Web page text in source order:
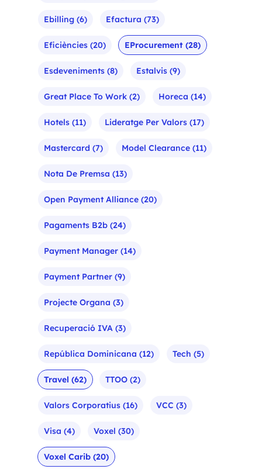
Ebilling (6) Efactura (73)
Eficiències (20) EProcurement (28)
Esdeveniments (8) Estalvis (9)
Great Place To Work (2) Horeca (14)
Hotels (11) Lideratge Per Valors (17)
Mastercard (7) Model Clearance (11)
Nota De Premsa (13)
Open Payment Alliance (20)
Pagaments B2b (24)
Payment Manager (14)
Payment Partner (9)
Projecte Organa (3)
Recuperació IVA (3)
República Dominicana (12) Tech (5)
Travel (62) TTOO (2)
Valors Corporatius (16) VCC (3)
Visa (4) Voxel (30)
Voxel Carib (20)